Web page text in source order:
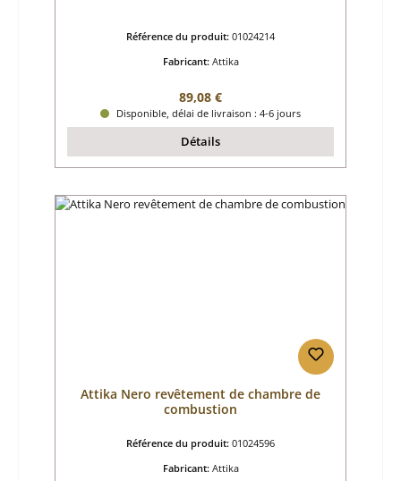
Référence du produit: 01024214
Fabricant: Attika
Prix régulier :
89,08 €
Disponible, délai de livraison : 4-6 jours
Détails
Attika Nero revêtement de chambre de
combustion
Référence du produit: 01024596
Fabricant: Attika